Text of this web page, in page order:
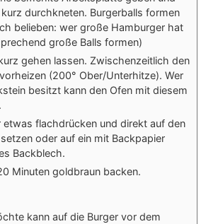
durchkneten. Burgerballs formen
belieben: wer große Hamburger hat
große Balls formen)
gehen lassen. Zwischenzeitlich den
(200° Ober/Unterhitze). Wer
besitzt kann den Ofen mit diesem
etwas flachdrücken und direkt auf den
oder auf ein mit Backpapier
Backblech.
Minuten goldbraun backen.
kann auf die Burger vor dem